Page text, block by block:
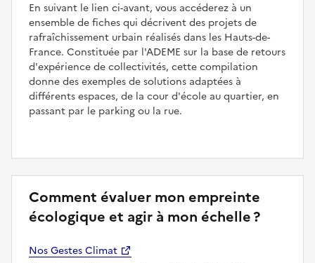
En suivant le lien ci-avant, vous accéderez à un
ensemble de fiches qui décrivent des projets de
rafraîchissement urbain réalisés dans les Hauts-de-
France. Constituée par l'ADEME sur la base de retours
d'expérience de collectivités, cette compilation
donne des exemples de solutions adaptées à
différents espaces, de la cour d'école au quartier, en
passant par le parking ou la rue.
Comment évaluer mon empreinte
écologique et agir à mon échelle ?
Nos Gestes Climat